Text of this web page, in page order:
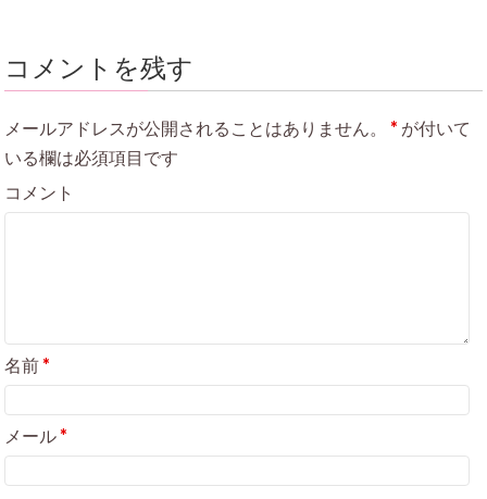
コメントを残す
メールアドレスが公開されることはありません。 * が付いて
いる欄は必須項目です
コメント
名前*
メール*